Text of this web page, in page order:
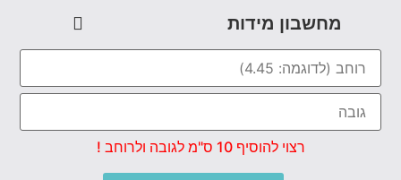
מחשבון מידות
רצוי להוסיף 10 ס"מ לגובה ולרוחב !